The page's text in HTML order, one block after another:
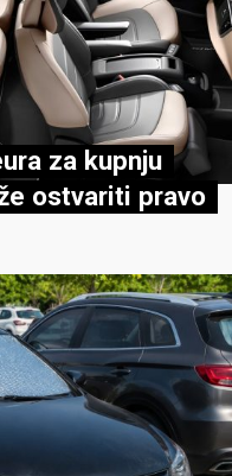
za kupnju
ostvariti pravo